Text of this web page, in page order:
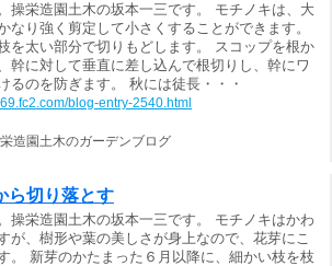
操栄造園土木の坂本一三です。 モチノキは、大
なり強く剪定して小さくすることができます。
を太い部分で切りもどします。 スコップを根か
幹に対して垂直に差し込んで根切りし、幹にワ
るのを防ぎます。 秋には徒長・・・
blog-entry-2540.html
造園土木のガーデンブログ
ら切り落とす
操栄造園土木の坂本一三です。 モチノキはかわ
が、樹形や葉の美しさが身上なので、花芽にこ
。 新芽のかたまった６月以降に、細かい枝を枝